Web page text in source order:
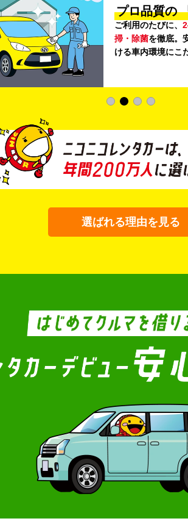
プロ品質の
ご利用のたびに、
掃・除菌を徹底。
ける車内環境にこ
選ばれる理由を見る